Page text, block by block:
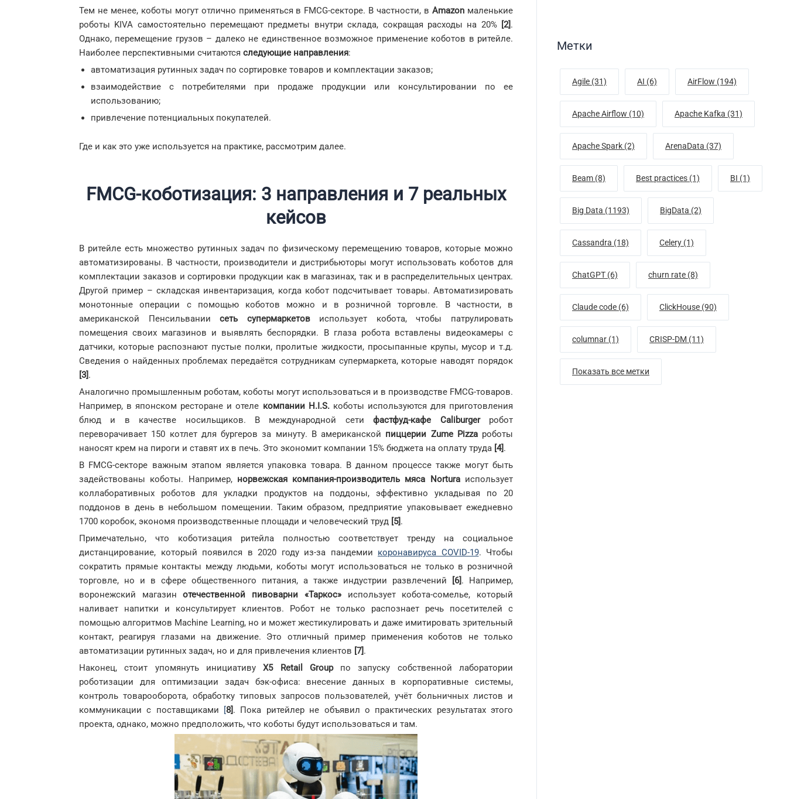
Тем не менее, коботы могут отлично применяться в FMCG-секторе. В частности, вAmazon маленькие
роботы KIVA самостоятельно перемещают предметы внутри склада, сокращая расходы на 20% [2].
Однако, перемещение грузов – далеко не единственное возможное применение коботов в ритейле.
Наиболее перспективными считаются следующие направления:
автоматизация рутинных задач по сортировке товаров и комплектации заказов;
взаимодействие с потребителями при продаже продукции или консультировании по ее
использованию;
привлечение потенциальных покупателей.
Где и как это уже используется на практике, рассмотрим далее.
FMCG-коботизация: 3 направления и 7 реальных
кейсов
В ритейле есть множество рутинных задач по физическому перемещению товаров, которые можно
автоматизированы. В частности, производители и дистрибьюторы могут использовать коботов для
комплектации заказов и сортировки продукции как в магазинах, так и в распределительных центрах.
Другой пример – складская инвентаризация, когда кобот подсчитывает товары. Автоматизировать
монотонные операции с помощью коботов можно и в розничной торговле. В частности, в
американской Пенсильваниисеть супермаркетовиспользует кобота, чтобы патрулировать
помещения своих магазинов и выявлять беспорядки. В глаза робота вставлены видеокамеры с
датчики, которые распознают пустые полки, пролитые жидкости, просыпанные крупы, мусор и т.д.
Сведения о найденных проблемах передаётся сотрудникам супермаркета, которые наводят порядок
[3].
Аналогично промышленным роботам, коботы могут использоваться и в производстве FMCG-товаров.
Например, в японском ресторане и отеле компании H.I.S.коботы используются для приготовления
блюд и в качестве носильщиков. В международной сетифастфуд-кафе Caliburgerробот
переворачивает 150 котлет для бургеров за минуту. В американской пиццерии Zume Pizza роботы
наносят крем на пироги и ставят их в печь. Это экономит компании 15% бюджета на оплату труда [4].
В FMCG-секторе важным этапом является упаковка товара. В данном процессе также могут быть
задействованы коботы. Например, норвежская компания-производитель мяса Norturaиспользует
коллаборативных роботов для укладки продуктов на поддоны, эффективно укладывая по 20
поддонов в день в небольшом помещении. Таким образом, предприятие упаковывает ежедневно
1700 коробок, экономя производственные площади и человеческий труд [5].
Примечательно, что коботизация ритейла полностью соответствует тренду на социальное
дистанцирование, который появился в 2020 году из-за пандемии коронавируса COVID-19. Чтобы
сократить прямые контакты между людьми, коботы могут использоваться не только в розничной
торговле, но и в сфере общественного питания, а также индустрии развлечений
[6]. Например,
воронежский магазинотечественной пивоварни «Таркос»использует кобота-сомелье, который
наливает напитки и консультирует клиентов. Робот не только распознает речь посетителей с
помощью алгоритмов Machine Learning, но и может жестикулировать и даже имитировать зрительный
контакт, реагируя глазами на движение. Это отличный пример применения коботов не только
автоматизации рутинных задач, но и для привлечения клиентов [7].
Наконец, стоит упомянуть инициативуX5 Retail Groupпо запуску собственной лаборатории
роботизации для оптимизации задач бэк-офиса: внесение данных в корпоративные системы,
контроль товарооборота, обработку типовых запросов пользователей, учёт больничных листов и
коммуникации с поставщиками
[8]. Пока ритейлер не объявил о практических результатах этого
проекта, однако, можно предположить, что коботы будут использоваться и там.
Метки
Agile (31) AI (6) AirFlow (194)
Apache Airflow (10) Apache Kafka (31)
Apache Spark (2) ArenaData (37)
Beam (8) Best practices (1) BI (1)
Big Data (1193) BigData (2)
Cassandra (18) Celery (1)
ChatGPT (6) churn rate (8)
Claude code (6) ClickHouse (90)
columnar (1) CRISP-DM (11)
Показать все метки